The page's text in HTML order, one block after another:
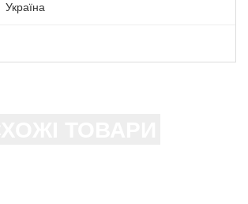
Україна